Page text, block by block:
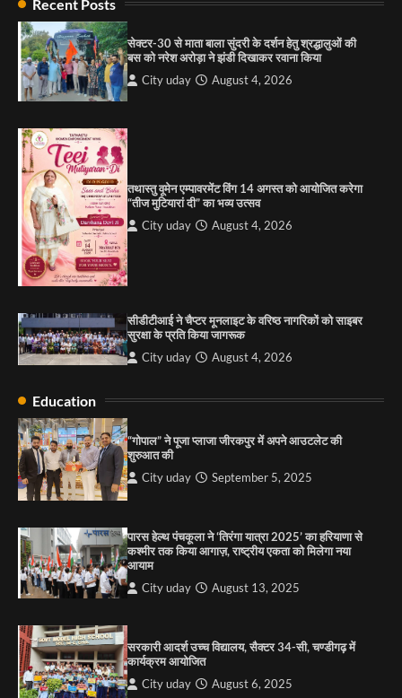
4
1
2
पारस हेल्थ पंचकूला ने ‘तिरंगा यात्रा 2025’ का हरियाणा से
कश्मीर तक किया आगाज़, राष्ट्रीय एकता को मिलेगा नया
आयाम
3
City uday August 6, 2025
की कसम: देवशाली
City uday
Recent Posts
सेक्टर-30 से माता बाला सुंदरी के दर्शन हेतु श्रद्धालुओं की
बस को नरेश अरोड़ा ने झंडी दिखाकर रवाना किया
City uday August 4, 2026
तथास्तु वूमेन एम्पावरमेंट विंग 14 अगस्त को आयोजित करेगा
“तीज मुटियारां दी” का भव्य उत्सव
City uday August 4, 2026
सीडीटीआई ने चैप्टर मूनलाइट के वरिष्ठ नागरिकों को साइबर
सुरक्षा के प्रति किया जागरूक
City uday August 4, 2026
Education
“गोपाल” ने पूजा प्लाजा जीरकपुर में अपने आउटलेट की
शुरुआत की
City uday September 5, 2025
पारस हेल्थ पंचकूला ने ‘तिरंगा यात्रा 2025’ का हरियाणा से
कश्मीर तक किया आगाज़, राष्ट्रीय एकता को मिलेगा नया
आयाम
City uday August 13, 2025
सरकारी आदर्श उच्च विद्यालय, सैक्टर 34-सी, चण्डीगढ़ में
कार्यक्रम आयोजित
City uday August 6, 2025